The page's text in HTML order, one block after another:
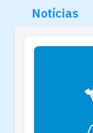
Notícias